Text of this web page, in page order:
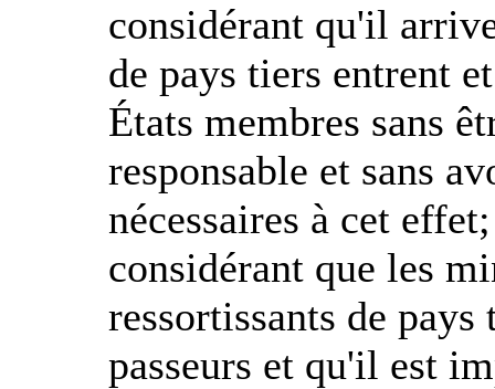
considérant qu'il
de pays tiers entrent
États membres sans
responsable et sans
nécessaires à cet effet;
considérant que les
ressortissants de
passeurs et qu'il est